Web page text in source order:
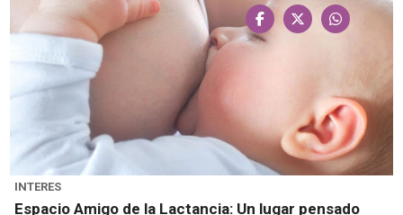
INTERES
Espacio Amigo de la Lactancia: Un lugar pensado